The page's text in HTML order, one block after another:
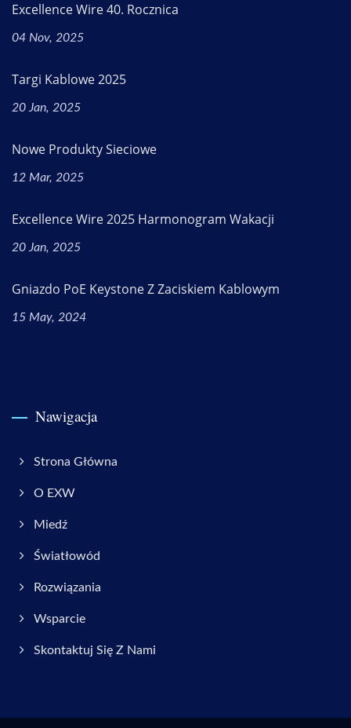
Excellence Wire 40. Rocznica
04 Nov, 2025
Targi Kablowe 2025
20 Jan, 2025
Nowe Produkty Sieciowe
12 Mar, 2025
Excellence Wire 2025 Harmonogram Wakacji
20 Jan, 2025
Gniazdo PoE Keystone Z Zaciskiem Kablowym
15 May, 2024
Nawigacja
Strona Główna
O EXW
Miedź
Światłowód
Rozwiązania
Wsparcie
Skontaktuj Się Z Nami